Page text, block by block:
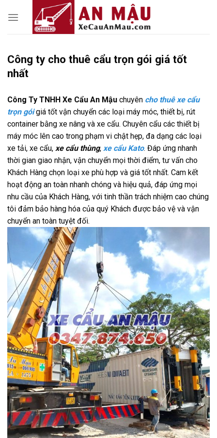
Công ty cho thuê cẩu trọn gói giá tốt
nhất
Công Ty TNHH Xe Cẩu An Mậu chuyên cho thuê xe cẩu
trọn góigiá tốt vận chuyển các loại máy móc, thiết bị, rút
container bằng xe nâng và xe cẩu. Chuyên cẩu các thiết bị
máy móc lên cao trong phạm vi chật hẹp, đa dạng các loại
xe tải, xe cẩu, xe cẩu thùng, xe cẩu Kato. Đáp ứng nhanh
thời gian giao nhận, vận chuyển mọi thời điểm, tư vấn cho
Khách Hàng chọn loại xe phù hợp và giá tốt nhất. Cam kết
hoạt động an toàn nhanh chóng và hiệu quả, đáp ứng mọi
nhu cầu của Khách Hàng, với tinh thần trách nhiệm cao chúng
tôi đảm bảo hàng hóa của quý Khách được bảo vệ và vận
chuyển an toàn tuyệt đối.